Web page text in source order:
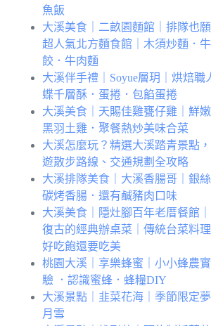
魚飯
大溪美食｜二畝園麵館｜排隊也
超人氣北方麵食館｜木須炒麵．
餃．牛肉麵
大溪伴手禮｜Soyue層玥｜烘焙職
蝶千層酥．蛋捲．包餡蛋捲
大溪美食｜天賜佳雞甕仔雞｜鮮
黑羽土雞．聚餐熱炒美味合菜
大溪怎麼玩？精選大溪踏青景點，
遊散步路線、交通規劃全攻略
大溪排隊美食｜大溪香腸哥｜銀
碳烤香腸．還有鹹豬肉口味
大溪美食｜隱灶腳百年老厝餐館
復古的經典辦桌菜｜傳統台菜料
好吃飽還要吃美
桃園大溪｜享樂蜂蜜｜小小蜂農
驗 ．認識蜜蜂．蜂糧DIY
大溪景點｜韭菜花海｜季節限定
月雪